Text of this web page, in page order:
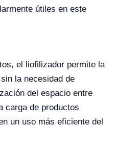
útiles en este
el liofilizador permite la
la necesidad de
del espacio entre
carga de productos
un uso más eficiente del